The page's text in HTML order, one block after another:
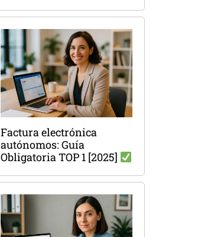
Factura electrónica
autónomos: Guía
Obligatoria TOP 1 [2025]